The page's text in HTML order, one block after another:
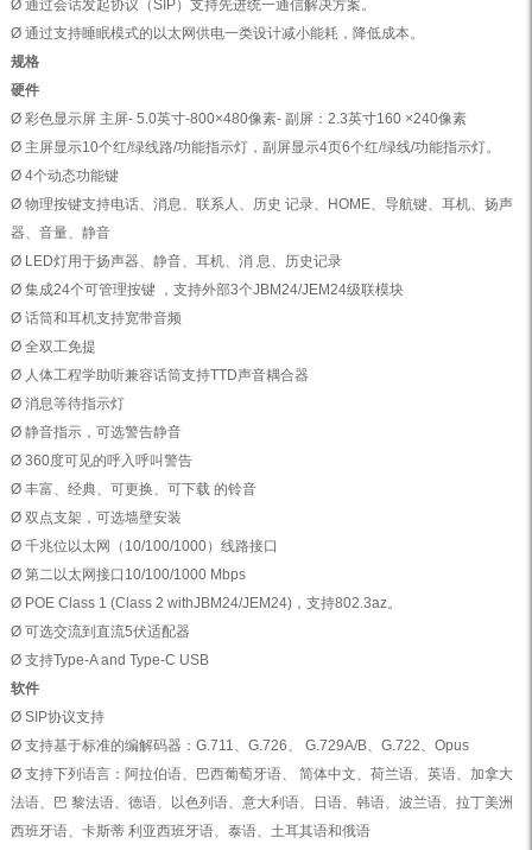
Ø 通过会话发起协议（SIP）支持先进统一通信解决方案。
Ø 通过支持睡眠模式的以太网供电一类设计减小能耗，降低成本。
规格
硬件
Ø 彩色显示屏 主屏- 5.0英寸-800×480像素- 副屏：2.3英寸160 ×240像素
Ø 主屏显示10个红/绿线路/功能指示灯，副屏显示4页6个红/绿线/功能指示灯。
Ø 4个动态功能键
Ø 物理按键支持电话、消息、联系人、历史 记录、HOME、导航键、耳机、扬声
器、音量、静音
Ø LED灯用于扬声器、静音、耳机、消 息、历史记录
Ø 集成24个可管理按键 ，支持外部3个JBM24/JEM24级联模块
Ø 话筒和耳机支持宽带音频
Ø 全双工免提
Ø 人体工程学助听兼容话筒支持TTD声音耦合器
Ø 消息等待指示灯
Ø 静音指示，可选警告静音
Ø 360度可见的呼入呼叫警告
Ø 丰富、经典、可更换、可下载 的铃音
Ø 双点支架，可选墙壁安装
Ø 千兆位以太网（10/100/1000）线路接口
Ø 第二以太网接口10/100/1000 Mbps
Ø POE Class 1 (Class 2 withJBM24/JEM24)，支持802.3az。
Ø 可选交流到直流5伏适配器
Ø 支持Type-A and Type-C USB
软件
Ø SIP协议支持
Ø 支持基于标准的编解码器：G.711、G.726、 G.729A/B、G.722、Opus
Ø 支持下列语言：阿拉伯语、巴西葡萄牙语、 简体中文、荷兰语、英语、加拿大
法语、巴 黎法语、德语、以色列语、意大利语、日语、韩语、波兰语、拉丁美洲
西班牙语、卡斯蒂 利亚西班牙语、泰语、土耳其语和俄语